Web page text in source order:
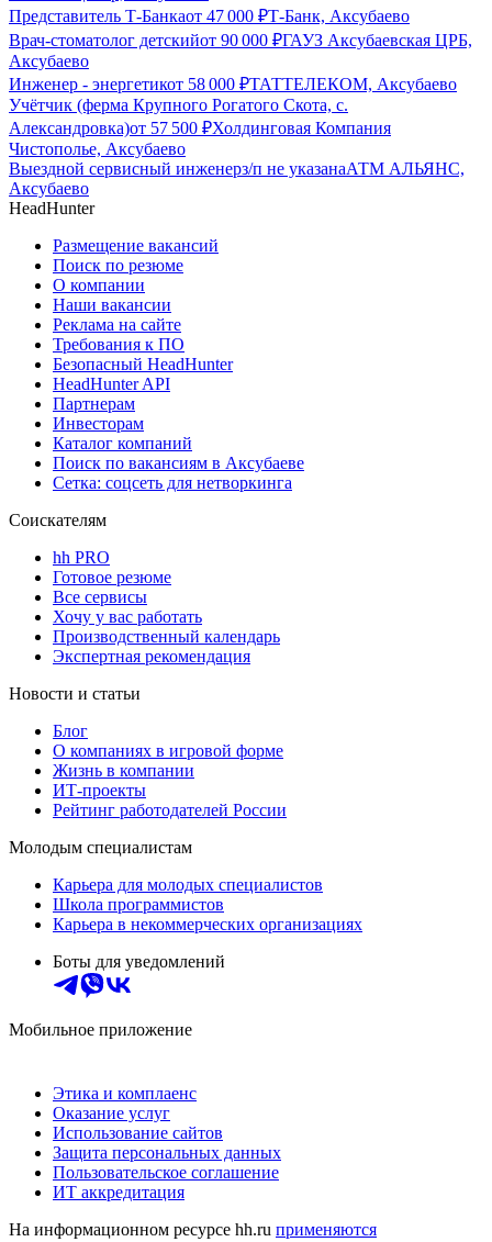
Представитель Т-Банкаот 47 000 ₽Т-Банк, Аксубаево
Врач-стоматолог детскийот 90 000 ₽ГАУЗ Аксубаевская ЦРБ,
Аксубаево
Инженер - энергетикот 58 000 ₽ТАТТЕЛЕКОМ, Аксубаево
Учётчик (ферма Крупного Рогатого Скота, с.
Александровка)от 57 500 ₽Холдинговая Компания
Чистополье, Аксубаево
Выездной сервисный инженерз/п не указанаАТМ АЛЬЯНС,
Аксубаево
HeadHunter
Размещение вакансий
Поиск по резюме
О компании
Наши вакансии
Реклама на сайте
Требования к ПО
Безопасный HeadHunter
HeadHunter API
Партнерам
Инвесторам
Каталог компаний
Поиск по вакансиям в Аксубаеве
Сетка: соцсеть для нетворкинга
Соискателям
hh PRO
Готовое резюме
Все сервисы
Хочу у вас работать
Производственный календарь
Экспертная рекомендация
Новости и статьи
Блог
О компаниях в игровой форме
Жизнь в компании
ИТ-проекты
Рейтинг работодателей России
Молодым специалистам
Карьера для молодых специалистов
Школа программистов
Карьера в некоммерческих организациях
Боты для уведомлений
Мобильное приложение
Этика и комплаенс
Оказание услуг
Использование сайтов
Защита персональных данных
Пользовательское соглашение
ИТ аккредитация
На информационном ресурсе hh.ru применяются